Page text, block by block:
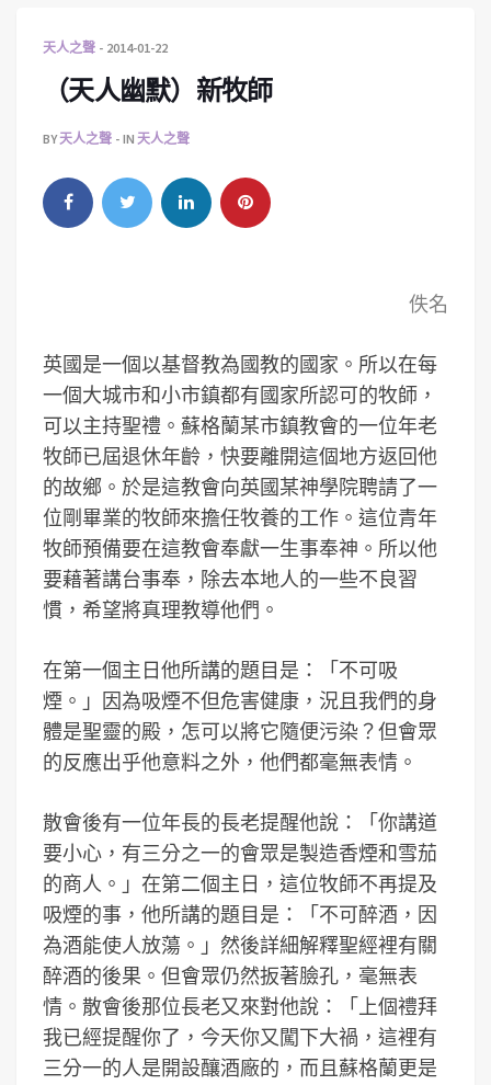
天人之聲 2014-01-22
（天人幽默）新牧師
BY天人之聲 IN 天人之聲
佚名
英國是一個以基督教為國教的國家。所以在每
一個大城市和小市鎮都有國家所認可的牧師，
可以主持聖禮。蘇格蘭某市鎮教會的一位年老
牧師已屆退休年齡，快要離開這個地方返回他
的故鄉。於是這教會向英國某神學院聘請了一
位剛畢業的牧師來擔任牧養的工作。這位青年
牧師預備要在這教會奉獻一生事奉神。所以他
要藉著講台事奉，除去本地人的一些不良習
慣，希望將真理教導他們。
在第一個主日他所講的題目是：「不可吸
煙。」因為吸煙不但危害健康，況且我們的身
體是聖靈的殿，怎可以將它隨便污染？但會眾
的反應出乎他意料之外，他們都毫無表情。
散會後有一位年長的長老提醒他說：「你講道
要小心，有三分之一的會眾是製造香煙和雪茄
的商人。」在第二個主日，這位牧師不再提及
吸煙的事，他所講的題目是：「不可醉酒，因
為酒能使人放蕩。」然後詳細解釋聖經裡有關
醉酒的後果。但會眾仍然扳著臉孔，毫無表
情。散會後那位長老又來對他說：「上個禮拜
我已經提醒你了，今天你又闖下大禍，這裡有
三分一的人是開設釀酒廠的，而且蘇格蘭更是